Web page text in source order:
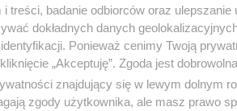
badanie odbiorców oraz ulepszanie
dokładnych danych
Ponieważ cenimy Twoją
„Akceptuję”. Zgoda jest
znajdujący się w lewym dolnym
zgody użytkownika, ale masz prawo